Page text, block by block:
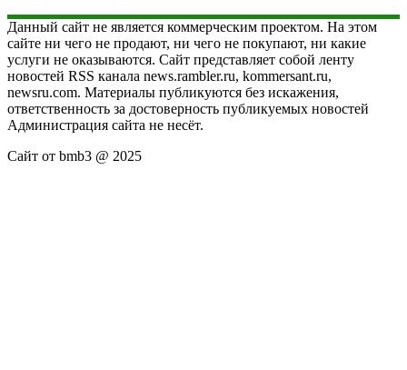
Данный сайт не является коммерческим проектом. На этом
сайте ни чего не продают, ни чего не покупают, ни какие
услуги не оказываются. Сайт представляет собой ленту
новостей RSS канала news.rambler.ru, kommersant.ru,
newsru.com. Материалы публикуются без искажения,
ответственность за достоверность публикуемых новостей
Администрация сайта не несёт.
Сайт от bmb3 @ 2025